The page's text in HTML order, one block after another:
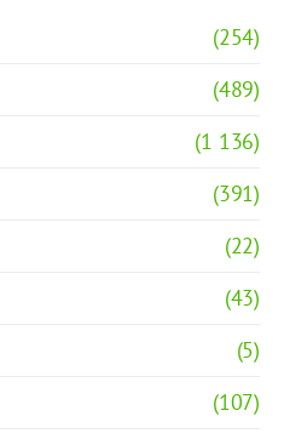
(254)
(489)
(1 136)
(391)
(22)
(43)
(5)
(107)